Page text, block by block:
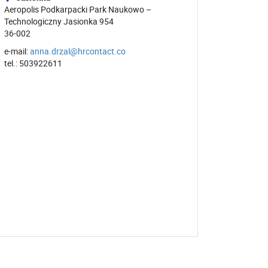
Aeropolis Podkarpacki Park Naukowo –
Technologiczny Jasionka 954
36-002
e-mail:anna.drzal@hrcontact.co
tel.: 503922611